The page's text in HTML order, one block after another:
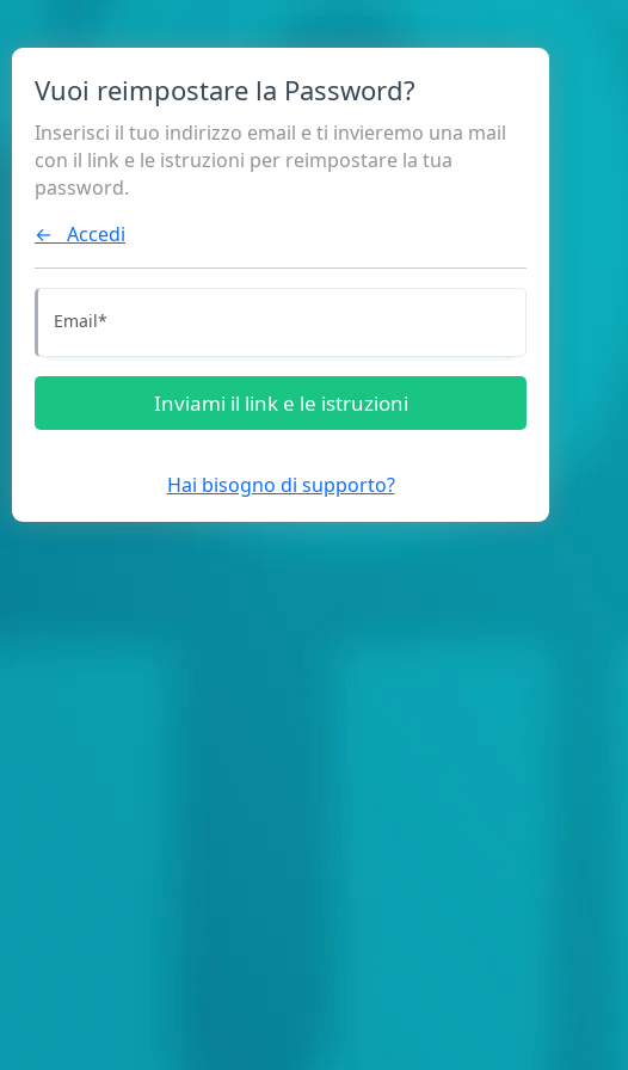
Vuoi reimpostare la Password?
Inserisci il tuo indirizzo email e ti invieremo una mail
con il link e le istruzioni per reimpostare la tua
password.
← Accedi
Email*
Inviami il link e le istruzioni
Hai bisogno di supporto?